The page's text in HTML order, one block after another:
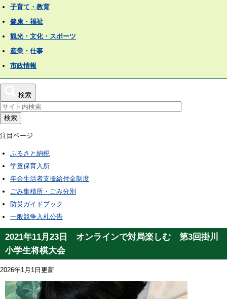
子育て・教育
健康・福祉
観光・文化・スポーツ
産業・仕事
市政情報
検索
検索
注目ページ
ふるさと納税
学童保育入所
年金生活者支援給付金制度
ごみ集積所・ごみ分別
防災ガイドブック
一般競争入札公告
2021年11月23日 オンラインで対局楽しむ 第3回掛川
小学生将棋大会
2026年1月1日更新